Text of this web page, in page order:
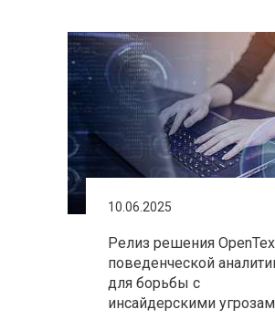
10.06.2025
Релиз решения
поведенческой
для борьбы с
инсайдерскими